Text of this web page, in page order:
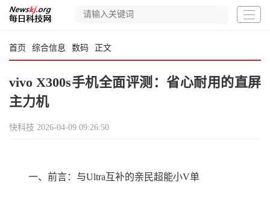
首页 综合信息 数码 正文
vivo X300s手机全面评测：省心耐用的直屏
主力机
快科技 2026-04-09 09:26:50
一、前言：与Ultra互补的亲民超能小V单